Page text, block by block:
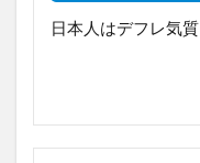
日本人はデフレ気質